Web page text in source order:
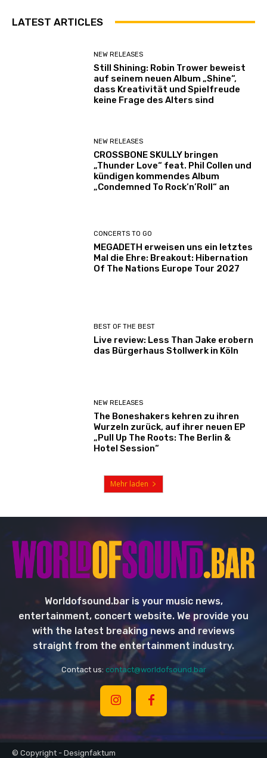
LATEST ARTICLES
NEW RELEASES
Still Shining: Robin Trower beweist
auf seinem neuen Album „Shine“,
dass Kreativität und Spielfreude
keine Frage des Alters sind
NEW RELEASES
CROSSBONE SKULLY bringen
„Thunder Love“ feat. Phil Collen und
kündigen kommendes Album
„Condemned To Rock’n’Roll“ an
CONCERTS TO GO
MEGADETH erweisen uns ein letztes
Mal die Ehre: Breakout: Hibernation
Of The Nations Europe Tour 2027
BEST OF THE BEST
Live review: Less Than Jake erobern
das Bürgerhaus Stollwerk in Köln
NEW RELEASES
The Boneshakers kehren zu ihren
Wurzeln zurück, auf ihrer neuen EP
„Pull Up The Roots: The Berlin &
Hotel Session“
Mehr laden
Worldofsound.bar is your music news,
entertainment, concert website. We provide you
with the latest breaking news and reviews
straight from the entertainment industry.
Contact us: contact@worldofsound.bar
© Copyright - Designfaktum